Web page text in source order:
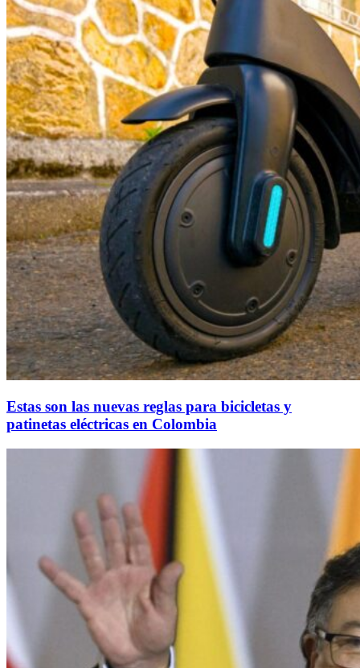
Estas son las nuevas reglas para bicicletas y
patinetas eléctricas en Colombia